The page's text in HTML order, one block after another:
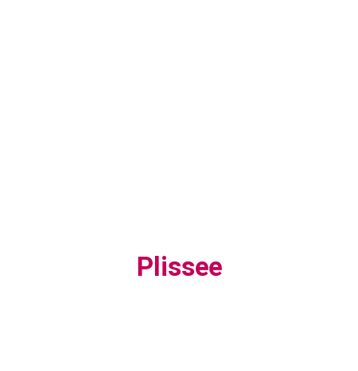
Plissee